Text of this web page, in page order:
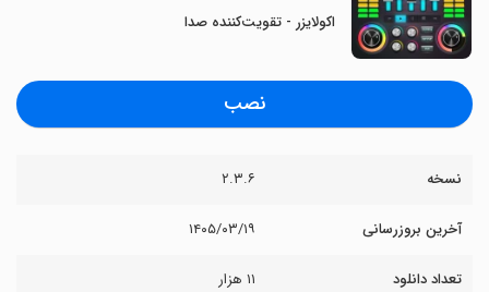
اکولایزر - تقویت‌کننده صدا
نصب
نسخه ۲.۳.۶
آخرین بروزرسانی ۱۴۰۵/۰۳/۱۹
تعداد دانلود ۱۱ هزار